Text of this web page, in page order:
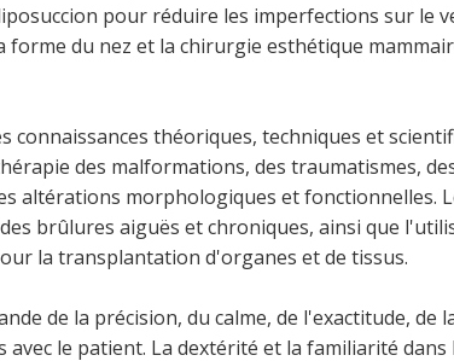
pour réduire les imperfections sur le
du nez et la chirurgie esthétique
connaissances théoriques, techniques et
des malformations, des traumatismes,
altérations morphologiques et fonctionnelles.
brûlures aiguës et chroniques, ainsi que
la transplantation d'organes et de tissus.
de la précision, du calme, de l'exactitude,
le patient. La dextérité et la familiarité